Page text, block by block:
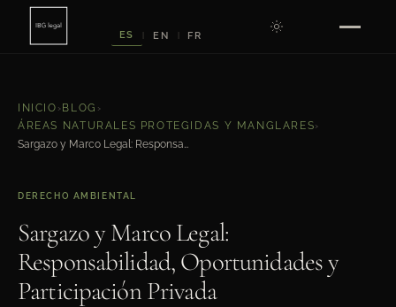
ES EN FR
INICIO › BLOG ›
ÁREAS NATURALES PROTEGIDAS Y MANGLARES›
Sargazo y Marco Legal: Responsabilidad, Oportunidades y Participación Privada
DERECHO AMBIENTAL
Sargazo y Marco Legal:
Responsabilidad, Oportunidades y
Participación Privada